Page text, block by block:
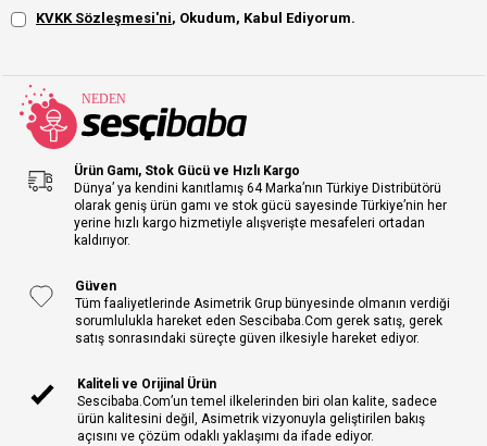
KVKK Sözleşmesi'ni, Okudum, Kabul Ediyorum.
Ürün Gamı, Stok Gücü ve Hızlı Kargo
Dünya’ ya kendini kanıtlamış 64 Marka’nın Türkiye Distribütörü
olarak geniş ürün gamı ve stok gücü sayesinde Türkiye’nin her
yerine hızlı kargo hizmetiyle alışverişte mesafeleri ortadan
kaldırıyor.
Güven
Tüm faaliyetlerinde Asimetrik Grup bünyesinde olmanın verdiği
sorumlulukla hareket eden Sescibaba.Com gerek satış, gerek
satış sonrasındaki süreçte güven ilkesiyle hareket ediyor.
Kaliteli ve Orijinal Ürün
Sescibaba.Com’un temel ilkelerinden biri olan kalite, sadece
ürün kalitesini değil, Asimetrik vizyonuyla geliştirilen bakış
açısını ve çözüm odaklı yaklaşımı da ifade ediyor.